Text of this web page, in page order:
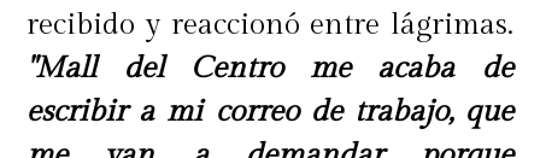
recibido y reaccionó entre lágrimas.
"Mall del Centro me acaba de
escribir a mi correo de trabajo, que